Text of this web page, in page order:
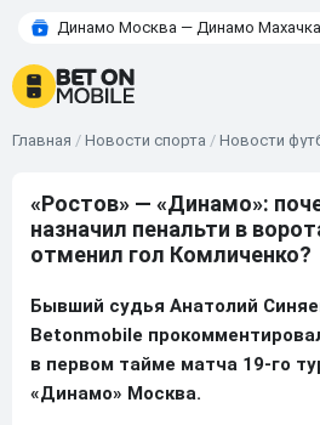
Динамо Москва — Динамо
Главная / Новости спорта / Новости
«Ростов» — «Динамо»:
назначил пенальти в
отменил гол Комличенко?
Бывший судья Анатолий
Betonmobile
в первом тайме матча 19-го
«Динамо» Москва.